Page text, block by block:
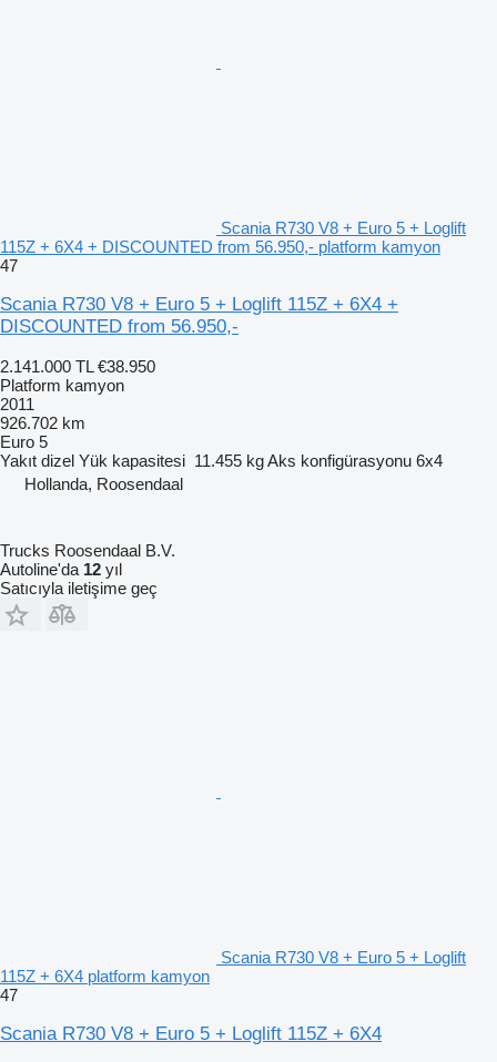
Scania R730 V8 + Euro 5 + Loglift
115Z + 6X4 + DISCOUNTED from 56.950,- platform kamyon
47
Scania R730 V8 + Euro 5 + Loglift 115Z + 6X4 +
DISCOUNTED from 56.950,-
2.141.000 TL €38.950
Platform kamyon
2011
926.702 km
Euro 5
Yakıt dizel Yük kapasitesi 11.455 kgAks konfigürasyonu 6x4
Hollanda, Roosendaal
Trucks Roosendaal B.V.
Autoline'da 12 yıl
Satıcıyla iletişime geç
Scania R730 V8 + Euro 5 + Loglift
115Z + 6X4 platform kamyon
47
Scania R730 V8 + Euro 5 + Loglift 115Z + 6X4